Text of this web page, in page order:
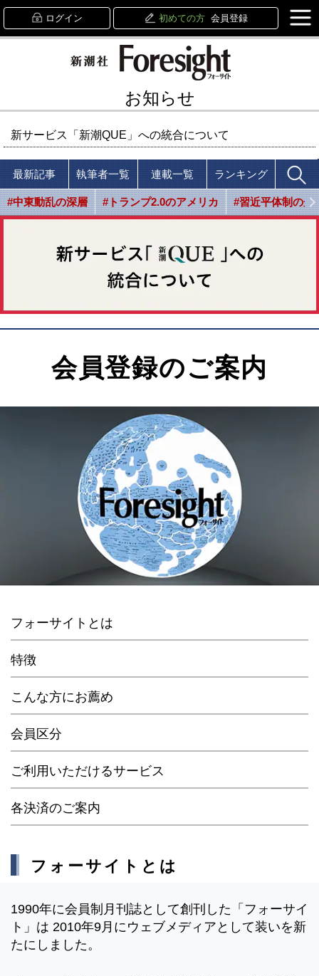
ログイン 初めての方 会員登録
お知らせ
新サービス「新潮QUE」への統合について
最新記事 執筆者一覧 連載一覧 ランキング
#中東動乱の深層 #トランプ2.0のアメリカ #習近平体制の光
会員登録のご案内
フォーサイトとは
特徴
こんな方にお薦め
会員区分
ご利用いただけるサービス
各決済のご案内
フォーサイトとは
1990年に会員制月刊誌として創刊した「フォーサイ
ト」は 2010年9月にウェブメディアとして装いを新
たにしました。